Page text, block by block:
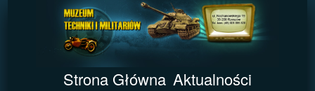
Strona Główna Aktualności